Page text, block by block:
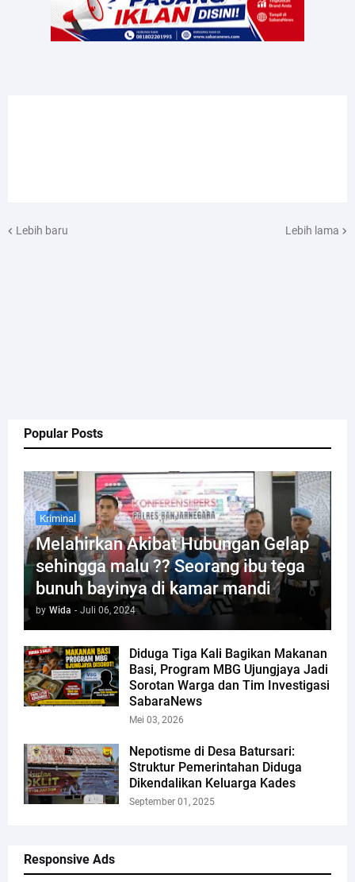
Popular Posts
Kriminal
Melahirkan Akibat Hubungan Gelap
sehingga malu ?? Seorang ibu tega
bunuh bayinya di kamar mandi
by Wida - Juli 06, 2024
Diduga Tiga Kali Bagikan Makanan
Basi, Program MBG Ujungjaya Jadi
Sorotan Warga dan Tim Investigasi
SabaraNews
Mei 03, 2026
Nepotisme di Desa Batursari:
Struktur Pemerintahan Diduga
Dikendalikan Keluarga Kades
September 01, 2025
Responsive Ads
Lebih baru Lebih lama